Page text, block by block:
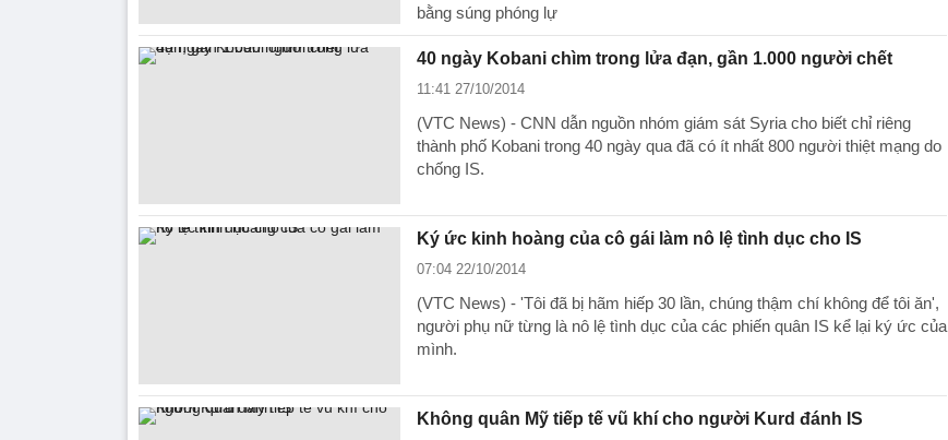
bằng súng phóng lự
40 ngày Kobani chìm trong lửa đạn, gần 1.000 người chết
11:41 27/10/2014
(VTC News) - CNN dẫn nguồn nhóm giám sát Syria cho biết chỉ riêng
thành phố Kobani trong 40 ngày qua đã có ít nhất 800 người thiệt mạng do
chống IS.
Ký ức kinh hoàng của cô gái làm nô lệ tình dục cho IS
07:04 22/10/2014
(VTC News) - 'Tôi đã bị hãm hiếp 30 lần, chúng thậm chí không để tôi ăn',
người phụ nữ từng là nô lệ tình dục của các phiến quân IS kể lại ký ức của
mình.
Không quân Mỹ tiếp tế vũ khí cho người Kurd đánh IS